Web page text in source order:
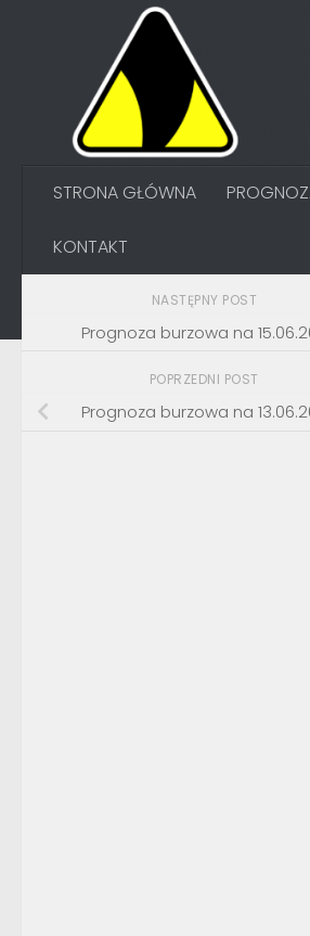
Przejdź do treści
STRONA GŁÓWNA
KONTAKT
NASTĘPNY POST
Prognoza burzowa na
POPRZEDNI POST
Prognoza burzowa na